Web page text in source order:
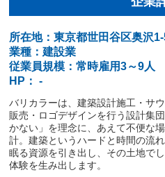
所在地：東京都世田谷区奥沢
業種：建設業
従業員規模：常時雇用3～9人
HP： -
バリカラーは、建築設計施工・サ
販売・ロゴデザインを行う設計集
かない」を理念に、あえて不便な
計。建築というハードと時間の流
眠る資源を引き出し、その土地で
体験を生み出します。